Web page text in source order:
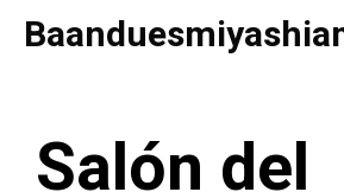
Saltar
Salón del